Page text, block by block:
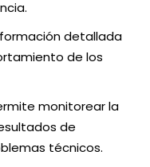
detallada
de los
monitorear la
de
técnicos.